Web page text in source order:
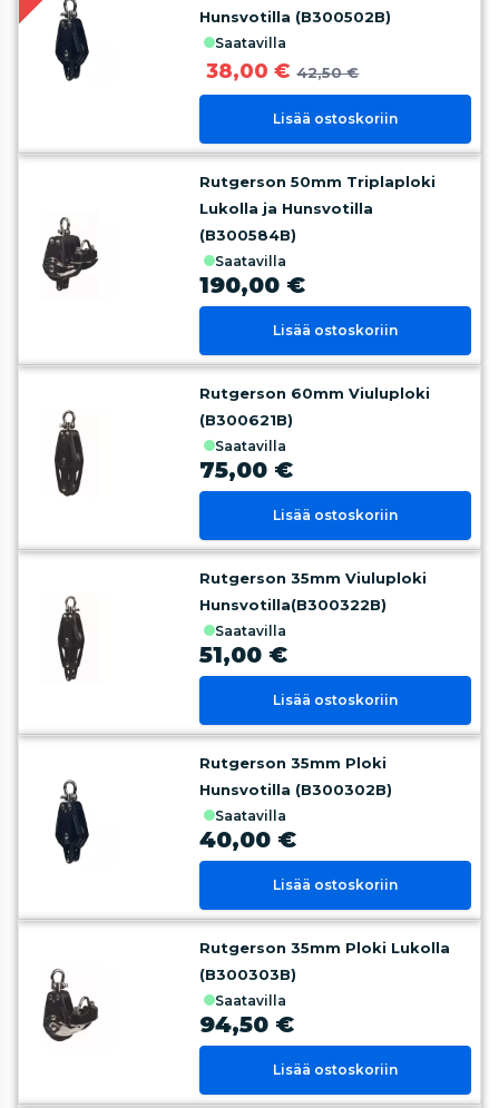
Hunsvotilla (B300502B)
saatavilla
38,00 € 42,50 €
Lisää ostoskoriin
Rutgerson 50mm Triplaploki
Lukolla ja Hunsvotilla
(B300584B)
saatavilla
190,00 €
Lisää ostoskoriin
Rutgerson 60mm Viuluploki
(B300621B)
saatavilla
75,00 €
Lisää ostoskoriin
Rutgerson 35mm Viuluploki
Hunsvotilla(B300322B)
saatavilla
51,00 €
Lisää ostoskoriin
Rutgerson 35mm Ploki
Hunsvotilla (B300302B)
saatavilla
40,00 €
Lisää ostoskoriin
Rutgerson 35mm Ploki Lukolla
(B300303B)
saatavilla
94,50 €
Lisää ostoskoriin